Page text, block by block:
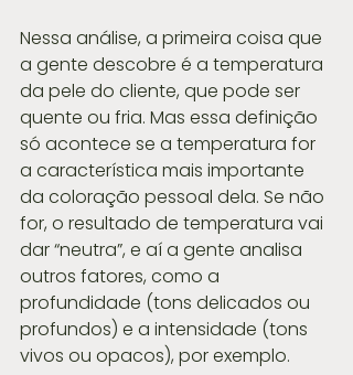
Nessa análise, a primeira coisa que
a gente descobre é a temperatura
da pele do cliente, que pode ser
quente ou fria. Mas essa definição
só acontece se a temperatura for
a característica mais importante
da coloração pessoal dela. Se não
for, o resultado de temperatura vai
dar “neutra”, e aí a gente analisa
outros fatores, como a
profundidade (tons delicados ou
profundos) e a intensidade (tons
vivos ou opacos), por exemplo.